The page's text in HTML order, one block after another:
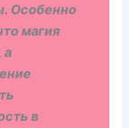
Особенно
магия
а
в